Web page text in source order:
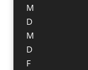
M
D
M
D
F